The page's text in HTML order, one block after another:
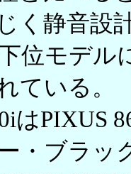
く静音設
位モデル
ている。
はPIXUS
・ブラッ